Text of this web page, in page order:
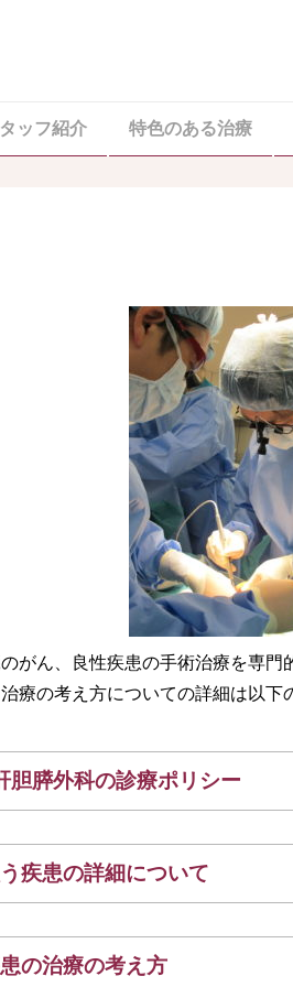
ッフ紹介 特色のある治療
がん、良性疾患の手術治療を専門
療の考え方についての詳細は以下
胆膵外科の診療ポリシー
疾患の詳細について
の治療の考え方